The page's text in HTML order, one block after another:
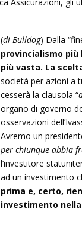
(di Bulldog) Dalla
provincialismo più
più vasta. La
società per azioni a
cesserà la clausola “
organo di governo
osservazioni
Avremo un
per chiunque abbia
l’investitore
ad un investimento
prima e, certo,
investimento